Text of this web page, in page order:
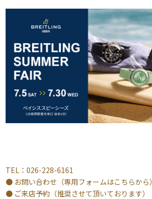
TEL：026-228-6161
● お問い合わせ（専用フォームはこちらから）
● ご来店予約（推奨させて頂いております）